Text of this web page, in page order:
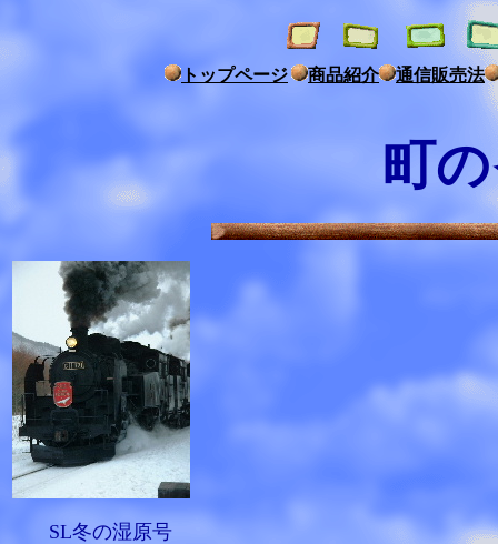
トップページ 商品紹介 通信販売法
町
SL冬の湿原号